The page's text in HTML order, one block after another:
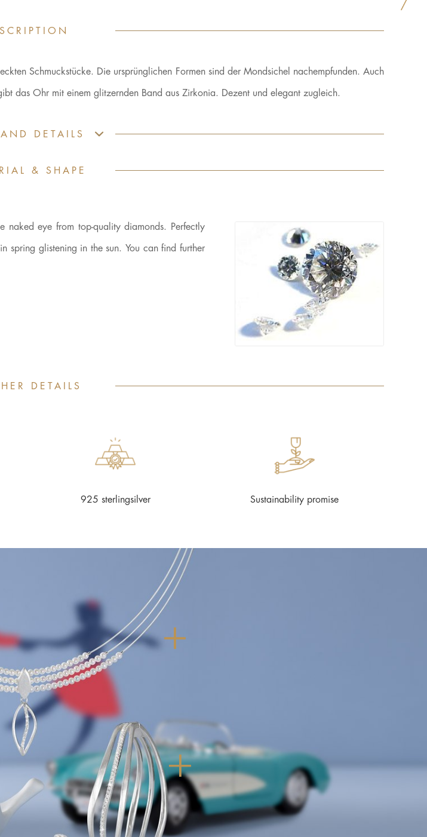
Schmuckstücke. Die ursprünglichen Formen sind der Mondsichel nachempfunden. Auch
das Ohr mit einem glitzernden Band aus Zirkonia. Dezent und elegant zugleich.
DETAILS
& SHAPE
naked eye from top-quality diamonds. Perfectly
spring glistening in the sun. You can find further
DETAILS
925 sterlingsilver Sustainability promise